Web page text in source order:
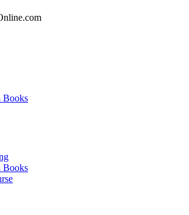
Books
Books